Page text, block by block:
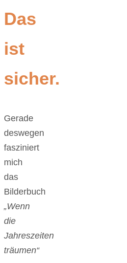
Das
ist
sicher.
Gerade
deswegen
fasziniert
mich
das
Bilderbuch
„Wenn
die
Jahreszeiten
träumen“